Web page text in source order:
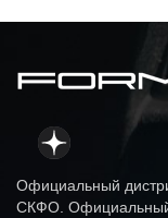
Официальный
СКФО. Официальный